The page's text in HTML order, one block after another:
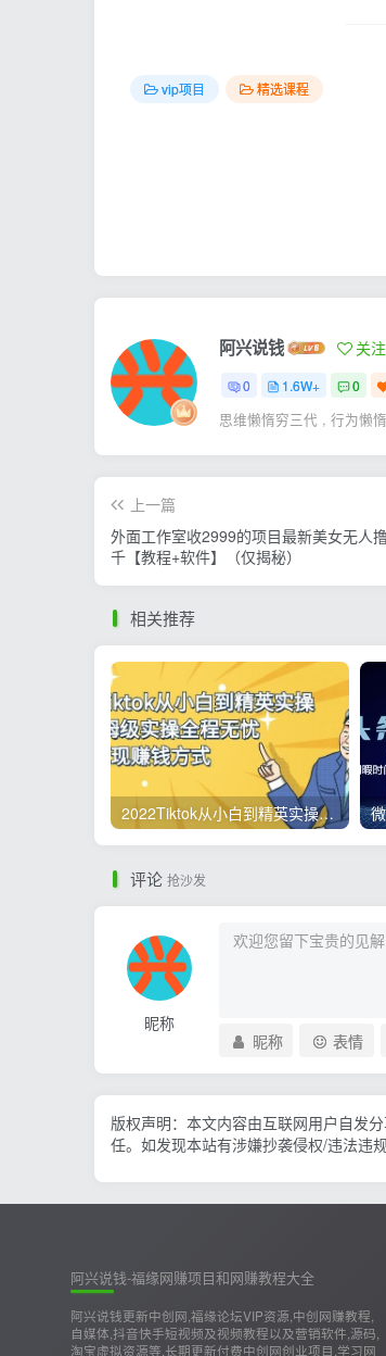
vip项目 精选课程
阿兴说钱 关注
0 1.6W+ 0
思维懒惰穷三代 , 行为懒
上一篇
外面工作室收2999的项目最新美女无人
千【教程+软件】（仅揭秘）
相关推荐
2022Tiktok从小白到精英实操，0-1保姆级实操全程无忧，多种变现赚钱方式
评论 抢沙发
昵称
昵称 表情
版权声明：本文内容由互联网用户自发
任。如发现本站有涉嫌抄袭侵权/违法违
阿兴说钱-福缘网赚项目和网赚教程大全
阿兴说钱更新中创网,福缘论坛VIP资源,中创网赚教程,
自媒体,抖音快手短视频及视频教程以及营销软件,源码,
淘宝虚拟资源等,长期更新付费中创网创业项目,学习网